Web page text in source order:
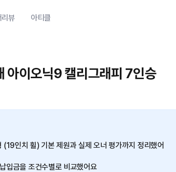
뷰 아티클
아이오닉9 캘리그래피 7인승
인치 휠) 기본 제원과 실제 오너 평가까지 정리했어
입금을 조건수별로 비교했어요